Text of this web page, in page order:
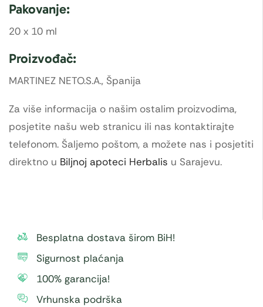
Pakovanje:
20 x 10 ml
Proizvođač:
MARTINEZ NETO.S.A., Španija
Za više informacija o našim ostalim proizvodima,
posjetite našu web stranicu ili nas kontaktirajte
telefonom. Šaljemo poštom, a možete nas i posjetiti
direktno u Biljnoj apoteci Herbalis u Sarajevu.
Besplatna dostava širom BiH!
Sigurnost plaćanja
100% garancija!
Vrhunska podrška